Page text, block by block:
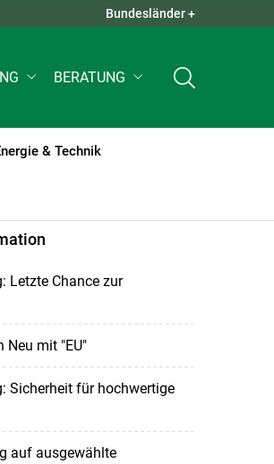
QUICK LINKS +
Bundesländer +
BERATUNG
& Technik
Letzte Chance zur
Neu mit "EU"
Sicherheit für hochwertige
auf ausgewählte